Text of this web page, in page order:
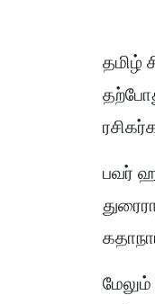
தமிழ்
பவர்